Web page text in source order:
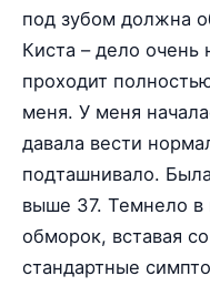
под зубом должна
Киста – дело очень
проходит
меня. У меня
давала вести
подташнивало.
выше 37. Темнело в
обморок, вставая
стандартные